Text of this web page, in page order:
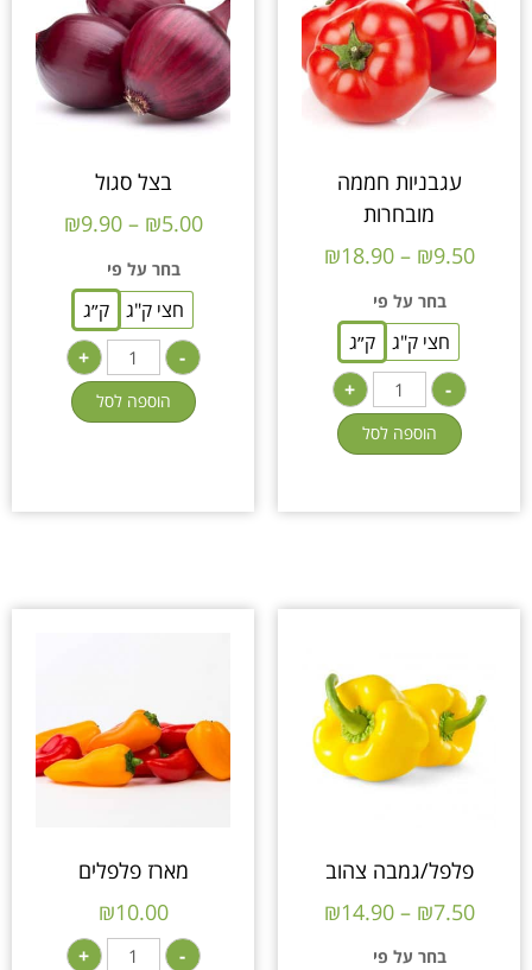
עגבניות חממה
מובחרות
₪9.50
–
₪18.90
בחר על פי
חצי ק"ג
ק״ג
-
+
הוספה לסל
בצל סגול
₪5.00
–
₪9.90
בחר על פי
חצי ק"ג
ק״ג
-
+
הוספה לסל
פלפל/גמבה צהוב
₪7.50
–
₪14.90
בחר על פי
מארז פלפלים
₪10.00
-
+